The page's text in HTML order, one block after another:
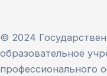
© 2024
образовательное
профессионального